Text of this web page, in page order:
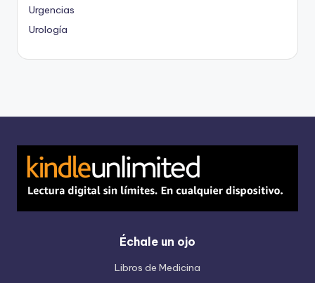
Urgencias
Urología
Échale un ojo
Libros de Medicina